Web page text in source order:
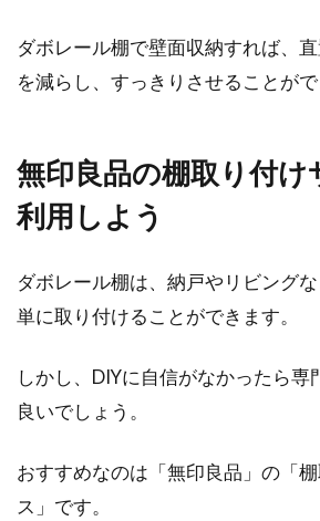
ダボレール棚で壁面収納すれば、
を減らし、すっきりさせることがで
無印良品の棚取り付け
利用しよう
ダボレール棚は、納戸やリビング
単に取り付けることができます。
しかし、DIYに自信がなかったら専
良いでしょう。
おすすめなのは「無印良品」の「
ス」です。